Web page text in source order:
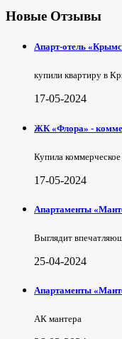
Новые Отзывы
Апарт-отель
купили квартиру в
17-05-2024
ЖК «Флора» -
Купила
17-05-2024
Апартаменты
Выглядит
25-04-2024
Апартаменты
АК мантера